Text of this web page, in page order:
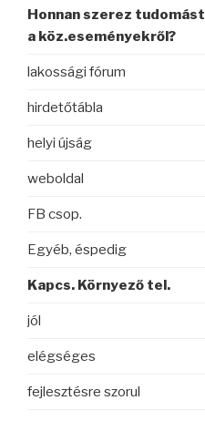
Honnan szerez tudomást
a köz.eseményekről?
lakossági fórum
hirdetőtábla
helyi újság
weboldal
FB csop.
Egyéb, éspedig
Kapcs. Környező tel.
jól
elégséges
fejlesztésre szorul